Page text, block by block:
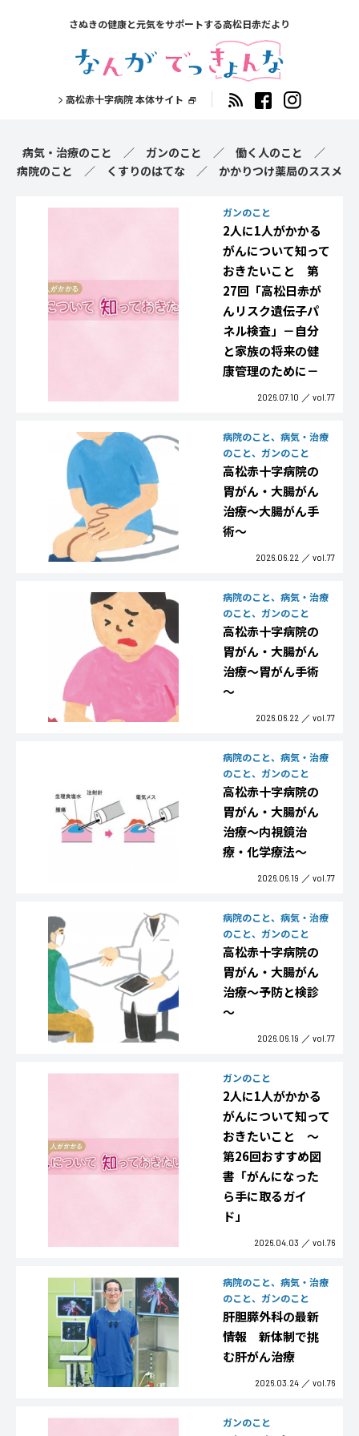
さぬきの健康と元気をサポートする高松日赤だより
高松赤十字病院 本体サイト
病気・治療のこと ガンのこと
働く人のこと
病院のこと
くすりのはてな かかりつけ薬局のススメ
ガンのこと
2人に1人がかかる
がんについて知って
おきたいこと 第
27回「高松日赤が
んリスク遺伝子パ
ネル検査」－自分
と家族の将来の健
康管理のために－
2026.07.10 vol.77
病院のこと、病気・治療
のこと、ガンのこと
高松赤十字病院の
胃がん・大腸がん
治療～大腸がん手
術～
2026.06.22 vol.77
病院のこと、病気・治療
のこと、ガンのこと
高松赤十字病院の
胃がん・大腸がん
治療～胃がん手術
～
2026.06.22 vol.77
病院のこと、病気・治療
のこと、ガンのこと
高松赤十字病院の
胃がん・大腸がん
治療～内視鏡治
療・化学療法～
2026.06.19 vol.77
病院のこと、病気・治療
のこと、ガンのこと
高松赤十字病院の
胃がん・大腸がん
治療～予防と検診
～
2026.06.19 vol.77
ガンのこと
2人に1人がかかる
がんについて知って
おきたいこと ～
第26回おすすめ図
書「がんになった
ら手に取るガイ
ド」
2026.04.03 vol.76
病院のこと、病気・治療
のこと、ガンのこと
肝胆膵外科の最新
情報 新体制で挑
む肝がん治療
2026.03.24 vol.76
ガンのこと